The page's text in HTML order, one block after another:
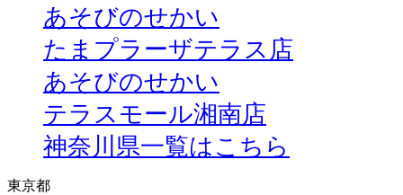
あそびのせかい
たまプラーザテラス店
あそびのせかい
テラスモール湘南店
神奈川県一覧はこちら
東京都